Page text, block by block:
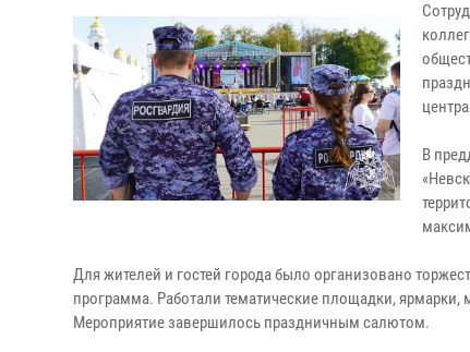
В
Для жителей и гостей города было организовано
программа. Работали тематические площадки,
Мероприятие завершилось праздничным салютом.